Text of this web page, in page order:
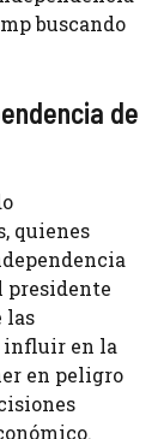
buscando
de
quienes
presidente
las
influir en la
en peligro